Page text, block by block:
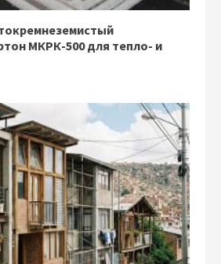
МКРК-500 для тепло- и